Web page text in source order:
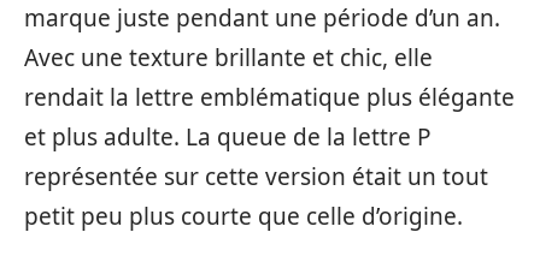
marque juste pendant une période d’un an.
Avec une texture brillante et chic, elle
rendait la lettre emblématique plus élégante
et plus adulte. La queue de la lettre P
représentée sur cette version était un tout
petit peu plus courte que celle d’origine.